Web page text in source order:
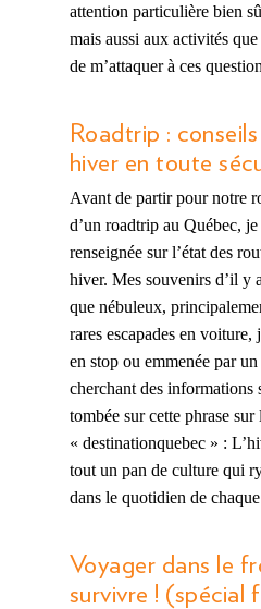
attention particulière bien
mais aussi aux activités
de m’attaquer à ces
Roadtrip :
hiver en toute
Avant de partir pour notre
d’un roadtrip au Québec,
renseignée sur l’état des
hiver. Mes souvenirs d’il y
que nébuleux,
rares escapades en voiture,
en stop ou emmenée par
cherchant des informations
tombée sur cette phrase sur
« destinationquebec » :
tout un pan de culture qui
dans le quotidien de
Voyager dans le
survivre ! (spécial